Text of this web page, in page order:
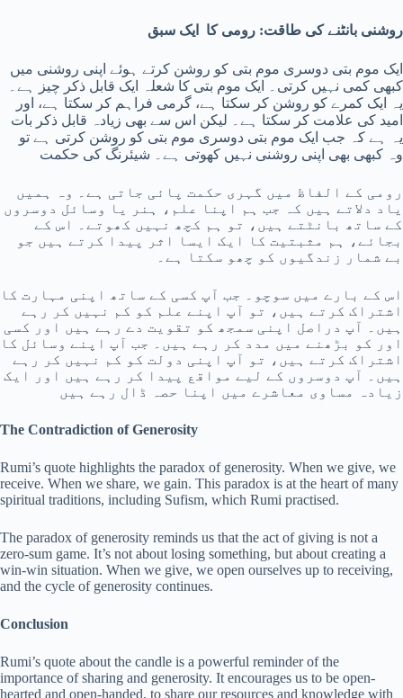
روشنی بانٹنے کی طاقت: رومی کا ایک سبق
ایک موم بتی دوسری موم بتی کو روشن کرتے ہوئے اپنی روشنی میں
کبھی کمی نہیں کرتی۔ ایک موم بتی کا شعلہ ایک قابل ذکر چیز ہے۔
یہ ایک کمرے کو روشن کر سکتا ہے، گرمی فراہم کر سکتا ہے، اور
امید کی علامت کر سکتا ہے۔ لیکن اس سے بھی زیادہ قابل ذکر بات
یہ ہے کہ جب ایک موم بتی دوسری موم بتی کو روشن کرتی ہے تو
وہ کبھی بھی اپنی روشنی نہیں کھوتی ہے۔ شیئرنگ کی حکمت
رومی کے الفاظ میں گہری حکمت پائی جاتی ہے۔ وہ ہمیں
یاد دلاتے ہیں کہ جب ہم اپنا علم، ہنر یا وسائل دوسروں
کے ساتھ بانٹتے ہیں، تو ہم کچھ نہیں کھوتے۔ اس کے
بجائے، ہم مثبتیت کا ایک ایسا اثر پیدا کرتے ہیں جو
بے شمار زندگیوں کو چھو سکتا ہے۔
اس کے بارے میں سوچو۔ جب آپ کسی کے ساتھ اپنی مہارت کا
اشتراک کرتے ہیں، تو آپ اپنے علم کو کم نہیں کر رہے
ہیں۔ آپ دراصل اپنی سمجھ کو تقویت دے رہے ہیں اور کسی
اور کو بڑھنے میں مدد کر رہے ہیں۔ جب آپ اپنے وسائل کا
اشتراک کرتے ہیں، تو آپ اپنی دولت کو کم نہیں کر رہے
ہیں۔ آپ دوسروں کے لیے مواقع پیدا کر رہے ہیں اور ایک
زیادہ مساوی معاشرے میں اپنا حصہ ڈال رہے ہیں
The Contradiction of Generosity
Rumi’s quote highlights the paradox of generosity. When we give, we
receive. When we share, we gain. This paradox is at the heart of many
spiritual traditions, including Sufism, which Rumi practised.
The paradox of generosity reminds us that the act of giving is not a
zero-sum game. It’s not about losing something, but about creating a
win-win situation. When we give, we open ourselves up to receiving,
and the cycle of generosity continues.
Conclusion
Rumi’s quote about the candle is a powerful reminder of the
importance of sharing and generosity. It encourages us to be open-
hearted and open-handed, to share our resources and knowledge with